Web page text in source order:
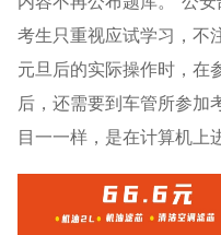
考生只重视应试学习，不
元旦后的实际操作时，在
后，还需要到车管所参加
目一一样，是在计算机上